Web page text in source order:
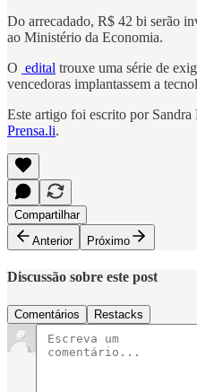
Do arrecadado, R$ 42 bi serão
ao Ministério da Economia.
O edital trouxe uma série de
vencedoras implantassem a
Este artigo foi escrito por
Prensa.li.
Compartilhar
Anterior
Próximo
Discussão sobre este post
Comentários Restacks